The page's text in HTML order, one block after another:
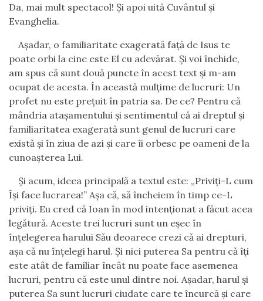
Da, mai mult spectacol! Şi apoi uită Cuvântul şi
Evanghelia.
Aşadar, o familiaritate exagerată faţă de Isus te
poate orbi la cine este El cu adevărat. Şi voi închide,
am spus că sunt două puncte în acest text şi m-am
ocupat de acesta. În această mulţime de lucruri: Un
profet nu este preţuit în patria sa. De ce? Pentru că
mândria ataşamentului şi sentimentul că ai dreptul şi
familiaritatea exagerată sunt genul de lucruri care
există şi în ziua de azi şi care îi orbesc pe oameni de la
cunoaşterea Lui.
Şi acum, ideea principală a textul este: „Priviţi-L cum
Îşi face lucrarea!” Aşa că, să încheiem în timp ce-L
priviţi. Eu cred că Ioan în mod intenţionat a făcut acea
legătură. Aceste trei lucruri sunt un eşec în
înţelegerea harului Său deoarece crezi că ai drepturi,
aşa că nu înţelegi harul. Şi nici puterea Sa pentru că îţi
este atât de familiar încât nu poate face asemenea
lucruri, pentru că este unul dintre noi. Aşadar, harul şi
puterea Sa sunt lucruri ciudate care te încurcă şi care